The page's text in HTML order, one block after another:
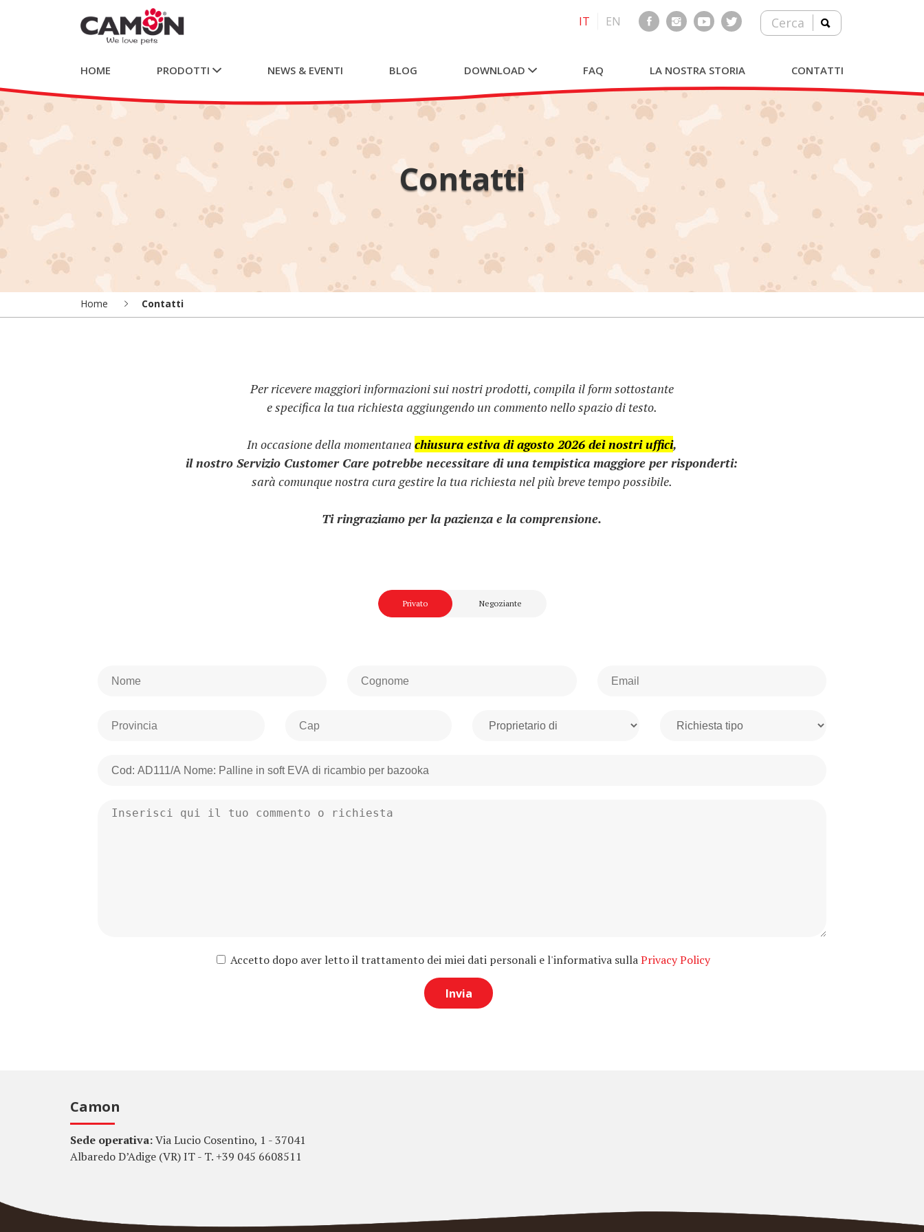
IT EN Cerca
HOME PRODOTTI NEWS & EVENTI BLOG DOWNLOAD FAQ LA NOSTRA STORIA CONTATTI
Contatti
Home Contatti
Per ricevere maggiori informazioni sui nostri prodotti, compila il form sottostante
e specifica la tua richiesta aggiungendo un commento nello spazio di testo.
In occasione della momentanea chiusura estiva di agosto 2026 dei nostri uffici,
il nostro Servizio Customer Care potrebbe necessitare di una tempistica maggiore per risponderti:
sarà comunque nostra cura gestire la tua richiesta nel più breve tempo possibile.
Ti ringraziamo per la pazienza e la comprensione.
Privato Negoziante
Accetto dopo aver letto il trattamento dei miei dati personali e l'informativa sullaPrivacy Policy
Camon
Sede operativa:Via Lucio Cosentino, 1 - 37041
Albaredo D’Adige (VR) IT - T. +39 045 6608511